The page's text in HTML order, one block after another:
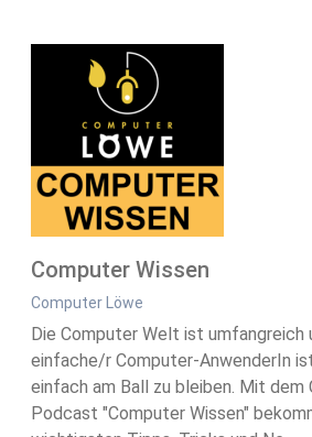
Computer Wissen
Computer Löwe
Die Computer Welt ist umfangreich
einfache/r Computer-AnwenderIn
einfach am Ball zu bleiben. Mit dem
Podcast "Computer Wissen"